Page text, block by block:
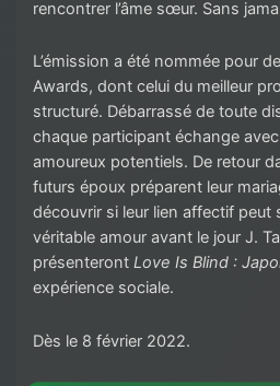
rencontrer l’âme sœur. Sans
L’émission a été nommée pour
Awards, dont celui du meilleur
structuré. Débarrassé de toute
chaque participant échange
amoureux potentiels. De retour
futurs époux préparent leur
découvrir si leur lien affectif peut
véritable amour avant le jour J.
présenteront Love Is Blind :
expérience sociale.
Dès le 8 février 2022.